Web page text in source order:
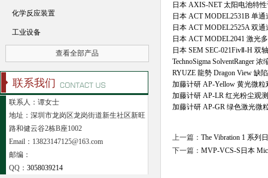
日本 AXIS‑NET 太阳电池特
日本 ACT MODEL2531B 单
日本 ACT MODEL2525A 双
日本 ACT MODEL2041 激光
日本 SEM SEC-021FivⅡ-H 双
TechnoSigma SolventRanger
RYUZE 龍勢 Dragon View 缺
加藤计研 AP-Yellow 黄光微粒
加藤计研 AP-LR 红光粉尘观
加藤计研 AP-GR 绿色激光微
上一篇： The Vibration 1 系列
下一篇： MVP-VCS-S日本
化学反应装置
工业设备
查看全部产品
联系我们
联系人：谭女士
地址：深圳市龙岗区龙岗街道新生社区新旺
路和健云谷2栋B座1002
Email：13823147125@163.com
邮编：
QQ： 3058039214